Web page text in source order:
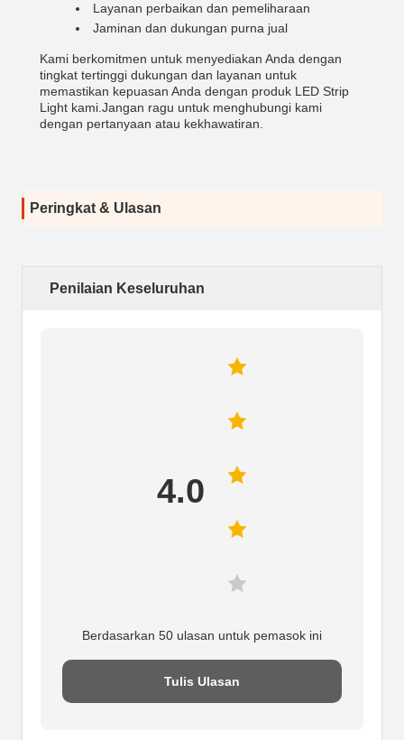
Layanan perbaikan dan pemeliharaan
Jaminan dan dukungan purna jual
Kami berkomitmen untuk menyediakan Anda dengan
tingkat tertinggi dukungan dan layanan untuk
memastikan kepuasan Anda dengan produk LED Strip
Light kami.Jangan ragu untuk menghubungi kami
dengan pertanyaan atau kekhawatiran.
Peringkat & Ulasan
Penilaian Keseluruhan
4.0
Berdasarkan 50 ulasan untuk pemasok ini
Tulis Ulasan